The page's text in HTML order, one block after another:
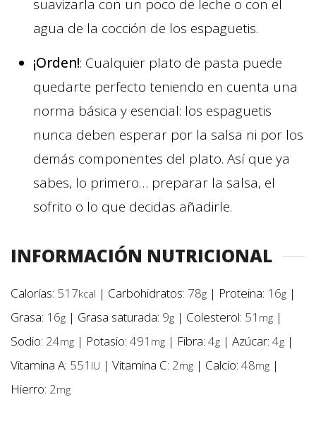
suavizarla con un poco de leche o con el
agua de la cocción de los espaguetis.
¡Orden!: Cualquier plato de pasta puede
quedarte perfecto teniendo en cuenta una
norma básica y esencial: los espaguetis
nunca deben esperar por la salsa ni por los
demás componentes del plato. Así que ya
sabes, lo primero… preparar la salsa, el
sofrito o lo que decidas añadirle.
INFORMACIÓN NUTRICIONAL
Calorías: 517kcal | Carbohidratos: 78g | Proteina: 16g |
Grasa: 16g | Grasa saturada: 9g | Colesterol: 51 mg |
Sodio: 24mg | Potasio: 491 mg | Fibra: 4g | Azúcar: 4g |
Vitamina A: 551 IU | Vitamina C: 2mg | Calcio: 48mg |
Hierro: 2mg